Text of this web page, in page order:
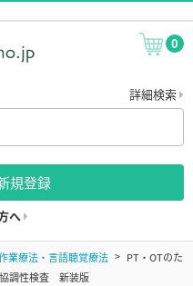
0
詳細検索
規登録
へ
業療法・言語聴覚療法
PT・OTのた
調性検査 新装版